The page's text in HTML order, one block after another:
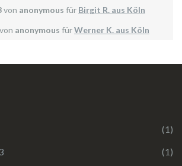
von anonymous für Birgit R. aus Köln
von anonymous fürWerner K. aus Köln
(1)
(1)